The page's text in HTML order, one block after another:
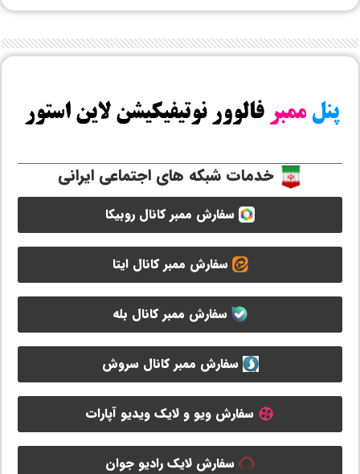
خدمات شبکه های اجتماعی ایرانی
سفارش ممبر کانال روبیکا
سفارش ممبر کانال ایتا
سفارش ممبر کانال بله
سفارش ممبر کانال سروش
سفارش ویو و لایک ویدیو آپارات
سفارش لایک رادیو جوان